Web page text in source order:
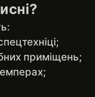
приміщень;